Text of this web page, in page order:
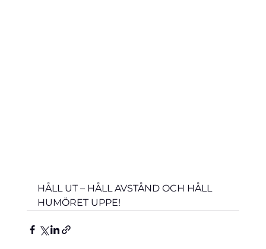
HÅLL UT – HÅLL AVSTÅND OCH HÅLL
HUMÖRET UPPE!